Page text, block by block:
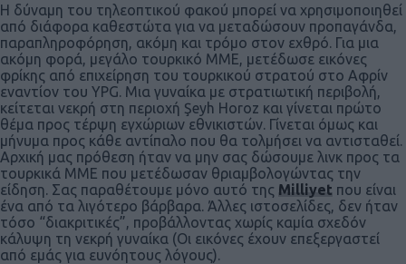
Social
Η δύναμη του τηλεοπτικού φακού μπορεί να χρησιμοποιηθεί
από διάφορα καθεστώτα για να μεταδώσουν προπαγάνδα,
παραπληροφόρηση, ακόμη και τρόμο στον εχθρό. Για μια
ακόμη φορά, μεγάλο τουρκικό ΜΜΕ, μετέδωσε εικόνες
φρίκης από επιχείρηση του τουρκικού στρατού στο Αφρίν
εναντίον του YPG. Μια γυναίκα με στρατιωτική περιβολή,
κείτεται νεκρή στη περιοχή Şeyh Horoz και γίνεται πρώτο
θέμα προς τέρψη εγχώριων εθνικιστών. Γίνεται όμως και
μήνυμα προς κάθε αντίπαλο που θα τολμήσει να αντισταθεί.
Αρχική μας πρόθεση ήταν να μην σας δώσουμε λινκ προς τα
τουρκικά ΜΜΕ που μετέδωσαν θριαμβολογώντας την
είδηση. Σας παραθέτουμε μόνο αυτό της Milliyet που είναι
ένα από τα λιγότερο βάρβαρα. Άλλες ιστοσελίδες, δεν ήταν
τόσο “διακριτικές”, προβάλλοντας χωρίς καμία σχεδόν
κάλυψη τη νεκρή γυναίκα (Οι εικόνες έχουν επεξεργαστεί
από εμάς για ευνόητους λόγους).